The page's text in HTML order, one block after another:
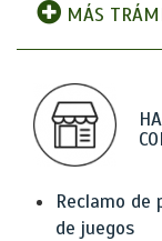
MÁS
Reclamo de
de juegos